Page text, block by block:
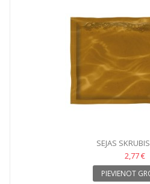
SEJAS
2,77 €
PIEVIENOT